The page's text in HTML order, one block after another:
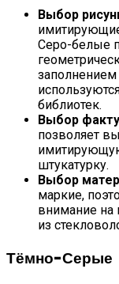
Выбор
Серо-белые
заполнением
библиотек.
Выбор
позволяет
штукатурку.
Выбор
маркие,
внимание на
из
Тёмно-Серые